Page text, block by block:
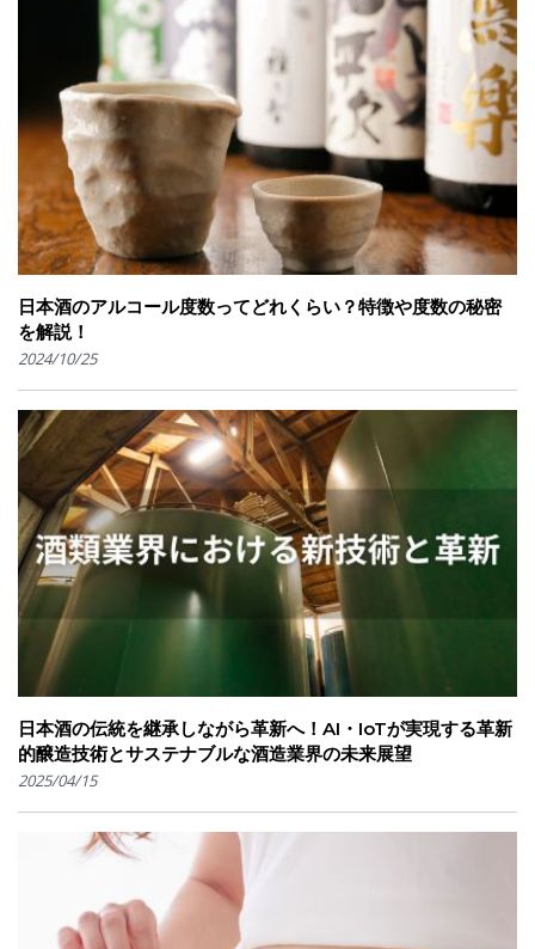
日本酒のアルコール度数ってどれくらい？特徴や度数の秘密
を解説！
2024/10/25
日本酒の伝統を継承しながら革新へ！AI・IoTが実現する革新
的醸造技術とサステナブルな酒造業界の未来展望
2025/04/15